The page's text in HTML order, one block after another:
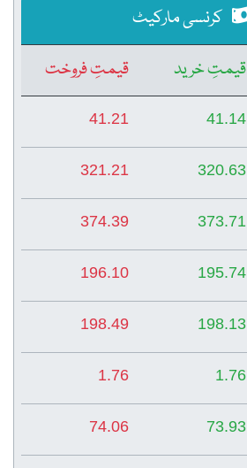
کرنسی مارکیٹ
قیمتِ خرید
قیمتِ فروخت
41.14
41.21
320.63
321.21
373.71
374.39
195.74
196.10
198.13
198.49
1.76
1.76
73.93
74.06